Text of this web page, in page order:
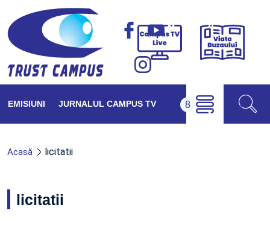
Campus
Viața
EMISIUNI JURNALUL CAMPUS TV
Acasă licitatii
licitatii